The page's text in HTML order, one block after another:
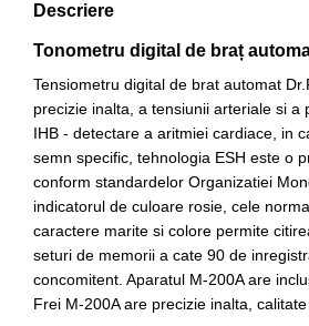
Descriere
Tonometru digital de braț
Tensiometru digital de brat automat
precizie inalta, a tensiunii arteriale si
IHB - detectare a aritmiei cardiace, in
semn specific, tehnologia ESH este o
conform standardelor Organizatiei
indicatorul de culoare rosie, cele
caractere marite si colore permite
seturi de memorii a cate 90 de
concomitent. Aparatul M-200A are
Frei M-200A are precizie inalta,